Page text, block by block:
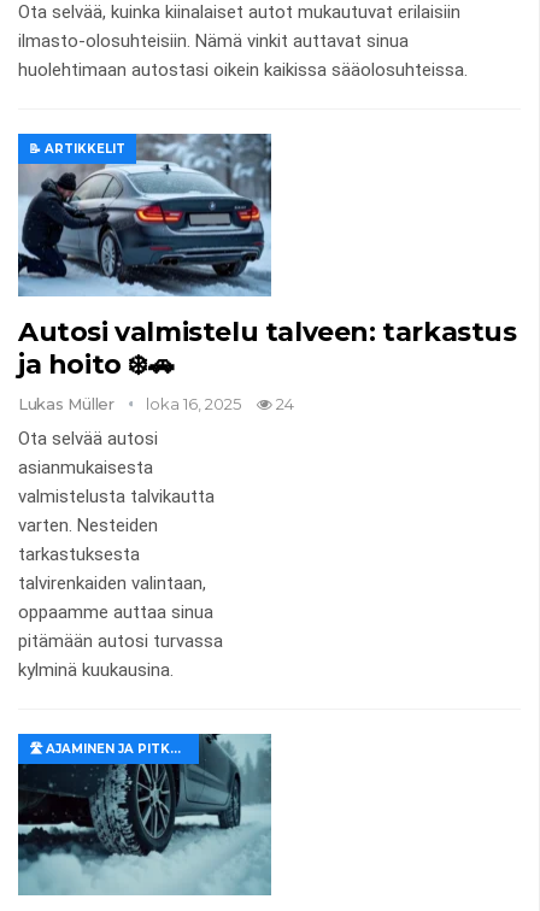
Ota selvää, kuinka kiinalaiset autot mukautuvat erilaisiin
ilmasto-olosuhteisiin. Nämä vinkit auttavat sinua
huolehtimaan autostasi oikein kaikissa sääolosuhteissa.
📝 ARTIKKELIT
Autosi valmistelu talveen: tarkastus
ja hoito ❄️🚗
Lukas Müller loka 16, 2025 24
Ota selvää autosi
asianmukaisesta
valmistelusta talvikautta
varten. Nesteiden
tarkastuksesta
talvirenkaiden valintaan,
oppaamme auttaa sinua
pitämään autosi turvassa
kylminä kuukausina.
🛣️ AJAMINEN JA PITKÄT MATKAT